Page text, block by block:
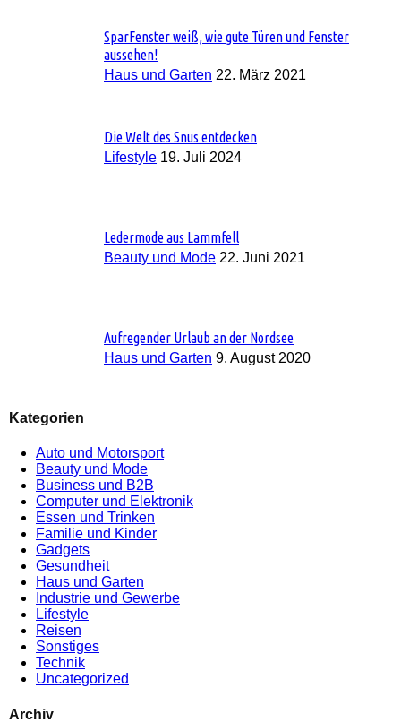
SparFenster weiß, wie gute Türen und Fenster
aussehen!
Haus und Garten 22. März 2021
Die Welt des Snus entdecken
Lifestyle 19. Juli 2024
Ledermode aus Lammfell
Beauty und Mode 22. Juni 2021
Aufregender Urlaub an der Nordsee
Haus und Garten 9. August 2020
Kategorien
Auto und Motorsport
Beauty und Mode
Business und B2B
Computer und Elektronik
Essen und Trinken
Familie und Kinder
Gadgets
Gesundheit
Haus und Garten
Industrie und Gewerbe
Lifestyle
Reisen
Sonstiges
Technik
Uncategorized
Archiv